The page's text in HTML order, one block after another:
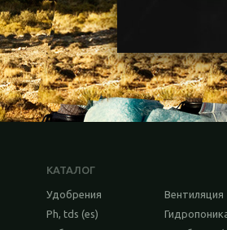
КАТАЛОГ
Удобрения Вентиляция
Ph, tds (es)